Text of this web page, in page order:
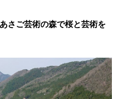
さご芸術の森で桜と芸術を